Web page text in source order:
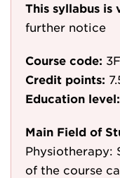
This syllabus is
further notice
Course code:
Credit points:
Education level:
Main Field of
Physiotherapy:
of the course